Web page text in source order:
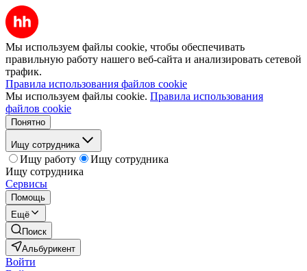
Мы используем файлы cookie, чтобы обеспечивать
правильную работу нашего веб-сайта и анализировать сетевой
трафик.
Правила использования файлов cookie
Мы используем файлы cookie. Правила использования
файлов cookie
Понятно
Ищу сотрудника
Ищу работу
Ищу сотрудника
Ищу сотрудника
Сервисы
Помощь
Ещё
Поиск
Альбурикент
Войти